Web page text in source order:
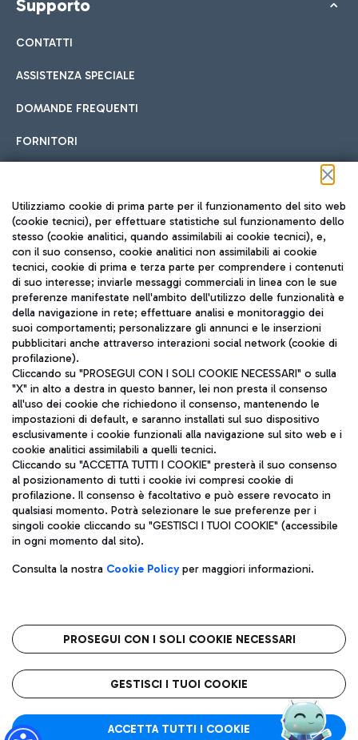
Supporto
CONTATTI
ASSISTENZA SPECIALE
DOMANDE FREQUENTI
FORNITORI
Seguici sui social
TRAVEL JOURNAL
ITA
Aeroporti di Roma S.p.A. - Società soggetta a direzione e
coordinamento di Mundys S.p.A.
Codice fiscale e Registro delle Imprese di Roma 13032990155 P.
IVA 06572251004
Capitale sociale 62.224.743,00 int. vers.
Sede legale: Via Pier Paolo Racchetti 1 - 00054 Fiumicino (RM)
telefono +39 06 65951
Privacy policy
Note legali
Roma FCO
L'aeroporto stellato
Utilizziamo cookie di prima parte per il funzionamento del sito web
(cookie tecnici), per effettuare statistiche sul funzionamento dello
stesso (cookie analitici, quando assimilabili ai cookie tecnici), e,
con il suo consenso, cookie analitici non assimilabili ai cookie
tecnici, cookie di prima e terza parte per comprendere i contenuti
di suo interesse; inviarle messaggi commerciali in linea con le sue
preferenze manifestate nell'ambito dell'utilizzo delle funzionalità e
della navigazione in rete; effettuare analisi e monitoraggio dei
suoi comportamenti; personalizzare gli annunci e le inserzioni
pubblicitari anche attraverso interazioni social network (cookie di
profilazione).
Cliccando su "PROSEGUI CON I SOLI COOKIE NECESSARI" o sulla
"X" in alto a destra in questo banner, lei non presta il consenso
all'uso dei cookie che richiedono il consenso, mantenendo le
impostazioni di default, e saranno installati sul suo dispositivo
esclusivamente i cookie funzionali alla navigazione sul sito web e i
cookie analitici assimilabili a quelli tecnici.
Cliccando su "ACCETTA TUTTI I COOKIE" presterà il suo consenso
al posizionamento di tutti i cookie ivi compresi cookie di
profilazione. Il consenso è facoltativo e può essere revocato in
qualsiasi momento. Potrà selezionare le sue preferenze per i
singoli cookie cliccando su "GESTISCI I TUOI COOKIE" (accessibile
in ogni momento dal sito).
Consulta la nostra Cookie Policyper maggiori informazioni.
PROSEGUI CON I SOLI COOKIE NECESSARI
GESTISCI I TUOI COOKIE
ACCETTA TUTTI I COOKIE